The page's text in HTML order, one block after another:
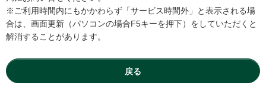
※ご利用時間内にもかかわらず「サービス時間外」と表示される場
合は、画面更新（パソコンの場合F5キーを押下）をしていただくと
解消することがあります。
戻る